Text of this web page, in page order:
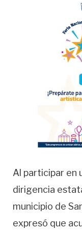
Al participar en
dirigencia
municipio de
expresó que